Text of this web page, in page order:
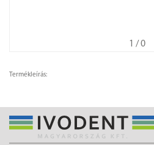
1 / 0
Termékleírás: